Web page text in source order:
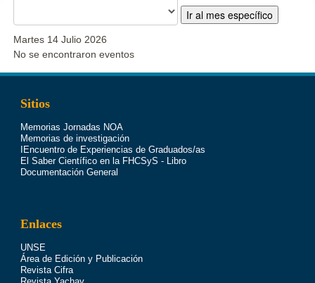
Ir al mes específico
Martes 14 Julio 2026
No se encontraron eventos
Sitios
Memorias Jornadas NOA
Memorias de investigación
IEncuentro de Experiencias de Graduados/as
El Saber Científico en la FHCSyS - Libro
Documentación General
Enlaces
UNSE
Área de Edición y Publicación
Revista Cifra